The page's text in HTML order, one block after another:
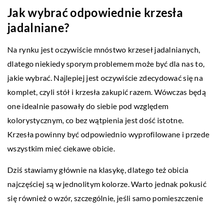
Jak wybrać odpowiednie krzesła
jadalniane?
Na rynku jest oczywiście mnóstwo krzeseł jadalnianych,
dlatego niekiedy sporym problemem może być dla nas to,
jakie wybrać. Najlepiej jest oczywiście zdecydować się na
komplet, czyli stół i krzesła zakupić razem. Wówczas będą
one idealnie pasowały do siebie pod względem
kolorystycznym, co bez wątpienia jest dość istotne.
Krzesła powinny być odpowiednio wyprofilowane i przede
wszystkim mieć ciekawe obicie.
Dziś stawiamy głównie na klasykę, dlatego też obicia
najczęściej są w jednolitym kolorze. Warto jednak pokusić
się również o wzór, szczególnie, jeśli samo pomieszczenie